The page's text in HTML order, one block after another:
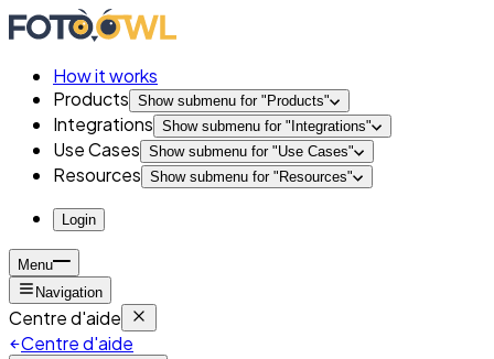
How it works
Products Show submenu for " Products"
Integrations Show submenu for " Integrations"
Use Cases Show submenu for "Use Cases"
Resources Show submenu for " Resources"
Login
Menu
Navigation
Centre d'aide
Centre d'aide